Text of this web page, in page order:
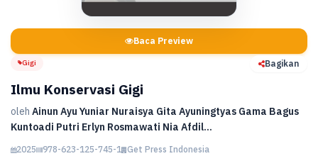
Baca Preview
Gigi Bagikan
Ilmu Konservasi Gigi
olehAinun Ayu Yuniar Nuraisya Gita Ayuningtyas Gama Bagus
Kuntoadi Putri Erlyn Rosmawati Nia Afdil...
2025 978-623-125-745-1 Get Press Indonesia